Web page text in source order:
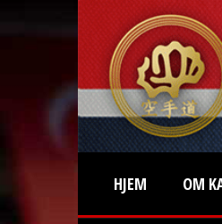
HJEM OM